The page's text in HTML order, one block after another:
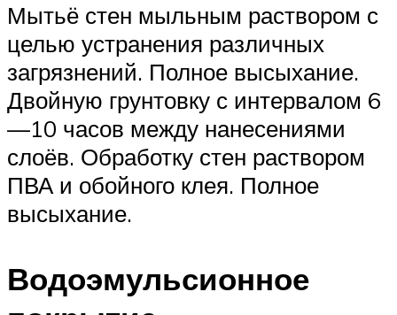
Мытьё стен мыльным раствором с
целью устранения различных
загрязнений. Полное высыхание.
Двойную грунтовку с интервалом 6
—10 часов между нанесениями
слоёв. Обработку стен раствором
ПВА и обойного клея. Полное
высыхание.
Водоэмульсионное